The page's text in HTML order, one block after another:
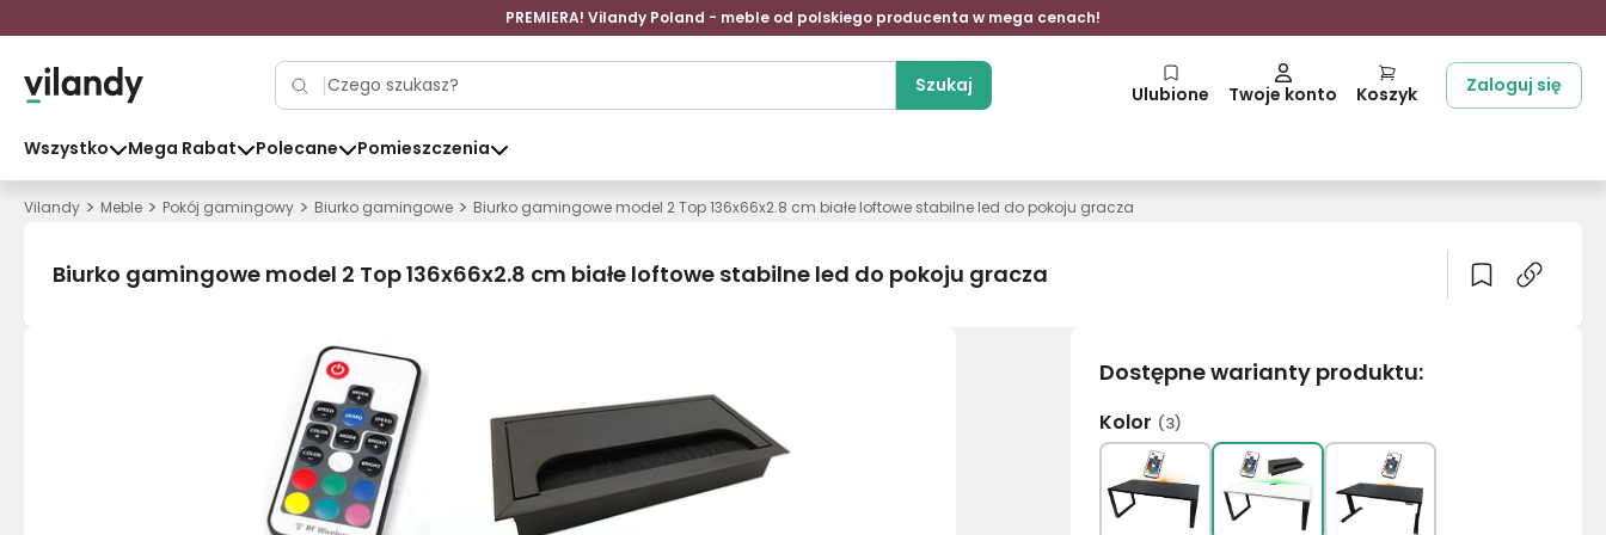
PREMIERA! Vilandy Poland - meble od polskiego producenta w mega cenach!
Szukaj Ulubione Twoje konto Koszyk Zaloguj się
Wszystko Mega Rabat Polecane Pomieszczenia
Vilandy > Meble > Pokój gamingowy > Biurko gamingowe > Biurko gamingowe model 2 Top 136x66x2.8 cm białe loftowe stabilne led do pokoju gracza
Biurko gamingowe model 2 Top 136x66x2.8 cm białe loftowe stabilne led do pokoju gracza
Dostępne warianty produktu:
Kolor (3)